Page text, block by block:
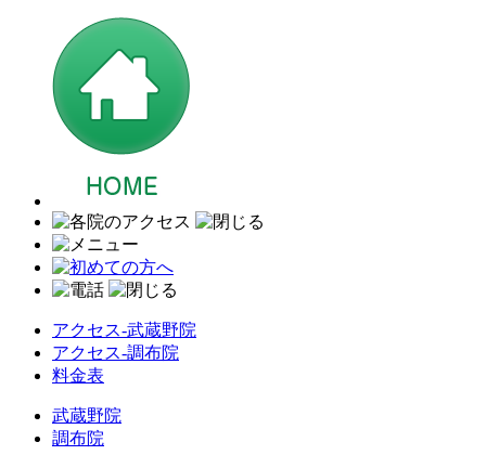
アクセス-武蔵野院
アクセス-調布院
料金表
武蔵野院
調布院